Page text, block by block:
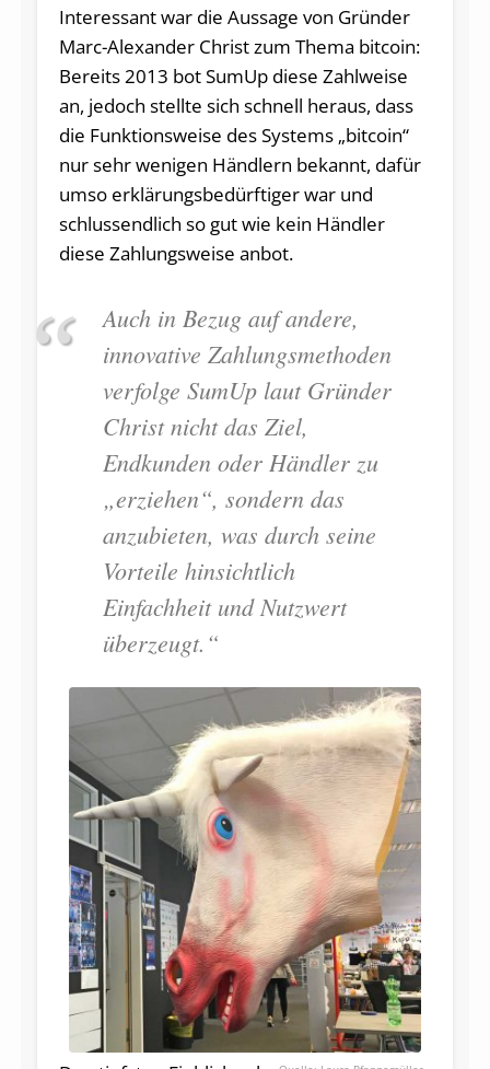
Interessant war die Aussage von Gründer
Marc-Alexander Christ zum Thema bitcoin:
Bereits 2013 bot SumUp diese Zahlweise
an, jedoch stellte sich schnell heraus, dass
die Funktionsweise des Systems „bitcoin“
nur sehr wenigen Händlern bekannt, dafür
umso erklärungsbedürftiger war und
schlussendlich so gut wie kein Händler
diese Zahlungsweise anbot.
Auch in Bezug auf andere,
innovative Zahlungsmethoden
verfolge SumUp laut Gründer
Christ nicht das Ziel,
Endkunden oder Händler zu
„erziehen“, sondern das
anzubieten, was durch seine
Vorteile hinsichtlich
Einfachheit und Nutzwert
überzeugt.“